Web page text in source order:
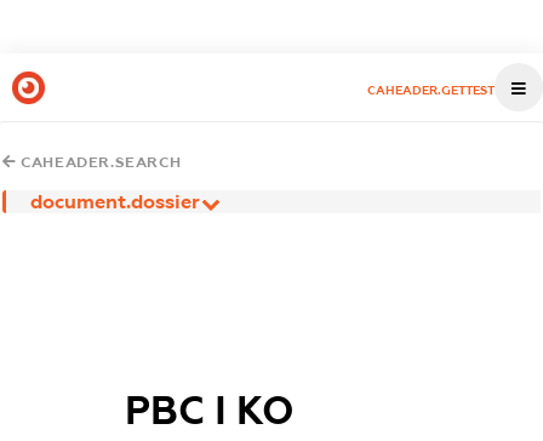
CAHEADER.GETTEST
CAHEADER.SEARCH
document.dossier
РВС І КО